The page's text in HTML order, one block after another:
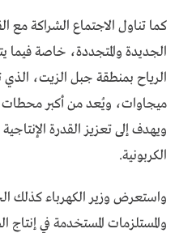
كما تناول الاجتماع الشراكة
الجديدة والمتجددة، خاصة فيما
ميجاوات، ويُعد من أكبر محطات
ويهدف إلى تعزيز القدرة
الكربونية.
واستعرض وزير الكهرباء كذلك
والمستلزمات المستخدمة في إنتاج